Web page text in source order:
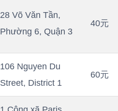
28 Võ Văn Tần,
Phường 6, Quận 3
40元
106 Nguyen Du
Street, District 1
60元